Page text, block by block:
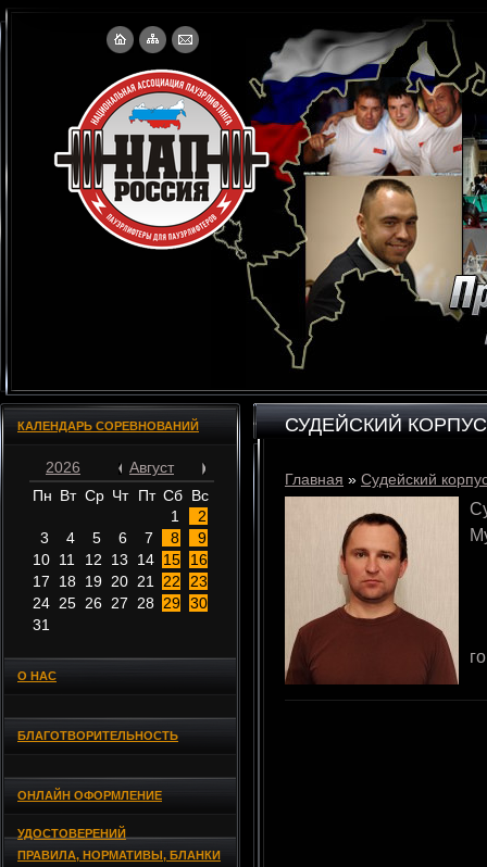
КАЛЕНДАРЬ СОРЕВНОВАНИЙ
2026
Август
Пн Вт Ср Чт Пт Сб Вс
1
2
3
4 5 6 7 8
9
10 11 12 13 14 15
16
17
18 19 20 21 22
23
24 25 26 27 28 29 30
31
О НАС
БЛАГОТВОРИТЕЛЬНОСТЬ
ОНЛАЙН ОФОРМЛЕНИЕ
УДОСТОВЕРЕНИЙ
ПРАВИЛА, НОРМАТИВЫ, БЛАНКИ
СУДЕЙСКИЙ КОРПУС
Главная » Судейский